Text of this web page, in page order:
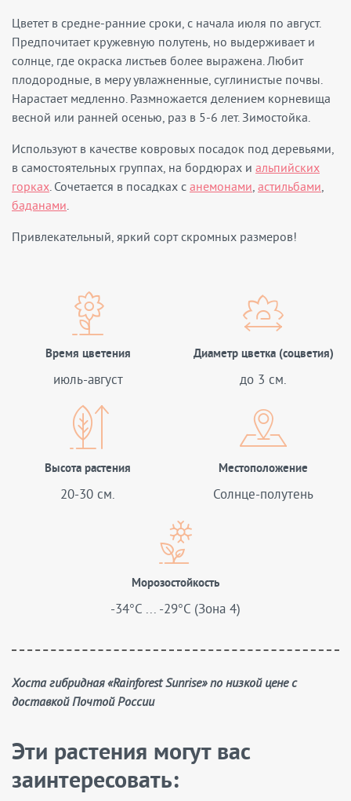
Цветет в средне-ранние сроки, с начала июля по август.
Предпочитает кружевную полутень, но выдерживает и
солнце, где окраска листьев более выражена. Любит
плодородные, в меру увлажненные, суглинистые почвы.
Нарастает медленно. Размножается делением корневища
весной или ранней осенью, раз в 5-6 лет. Зимостойка.
Используют в качестве ковровых посадок под деревьями,
в самостоятельных группах, на бордюрах и альпийских
горках. Сочетается в посадках с анемонами, астильбами,
баданами.
Привлекательный, яркий сорт скромных размеров!
Время цветения
июль-август
Диаметр цветка (соцветия)
до 3 см.
Высота растения
20-30 см.
Местоположение
Солнце-полутень
Морозостойкость
-34°C ... -29°C (Зона 4)
Хоста гибридная «Rainforest Sunrise» по низкой цене с
доставкой Почтой России
Эти растения могут вас
заинтересовать: